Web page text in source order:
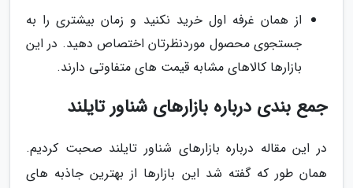
از همان غرفه اول خرید نکنید و زمان بیشتری را به
جستجوی محصول موردنظرتان اختصاص دهید. در این
بازارها کالاهای مشابه قیمت های متفاوتی دارند.
جمع بندی درباره بازارهای شناور تایلند
در این مقاله درباره بازارهای شناور تایلند صحبت کردیم.
همان طور که گفته شد این بازارها از بهترین جاذبه های